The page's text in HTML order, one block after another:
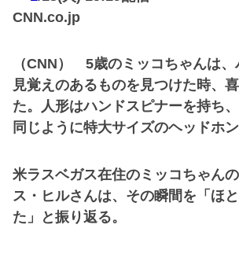
CNN.co.jp
（CNN） 5歳のミッコちゃんは、
見覚えのあるものを見つけた時、
た。人形はハンドスピナーを持ち
同じように特大サイズのヘッドホン
米ラスベガス在住のミッコちゃん
ス・ヒルさんは、その瞬間を「ほ
た」と振り返る。